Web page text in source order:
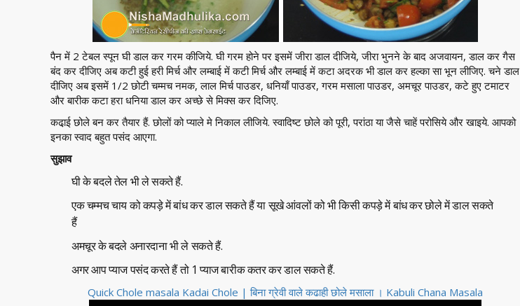
पैन में 2 टेबल स्पून घी डाल कर गरम कीजिये. घी गरम होने पर इसमें जीरा डाल दीजिये, जीरा भुनने के बाद अजवायन, डाल कर गैस
बंद कर दीजिए अब कटी हुई हरी मिर्च और लम्बाई में कटी मिर्च और लम्बाई में कटा अदरक भी डाल कर हल्का सा भून लीजिए. चने डाल
दीजिए अब इसमें 1/2 छोटी चम्मच नमक, लाल मिर्च पाउडर, धनियाँ पाउडर, गरम मसाला पाउडर, अमचूर पाउडर, कटे हुए टमाटर
और बारीक कटा हरा धनिया डाल कर अच्छे से मिक्स कर दिजिए.
कढा़ई छोले बन कर तैयार हैं. छोलों को प्याले मे निकाल लीजिये. स्वादिष्ट छोले को पूरी, परांठा या जैसे चाहें परोसिये और खाइये. आपको
इनका स्वाद बहुत पसंद आएगा.
सुझाव
घी के बदले तेल भी ले सकते हैं.
एक चम्मच चाय को कपड़े में बांध कर डाल सकते हैं या सूखे आंवलों को भी किसी कपड़े में बांध कर छोले में डाल सकते
हैं
अमचूर के बदले अनारदाना भी ले सकते हैं.
अगर आप प्याज पसंद करते हैं तो 1 प्याज बारीक कतर कर डाल सकते हैं.
Quick Chole masala Kadai Chole | बिना ग्रेवी वाले कढाही छोले मसाला । Kabuli Chana Masala